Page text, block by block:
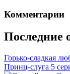
Комментарии
Последние
Горько-сладкая
Принц-слуга 5